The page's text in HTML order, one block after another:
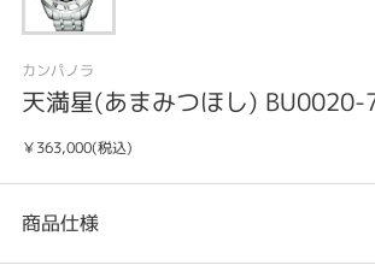
カンパノラ
天満星(あまみつほし) BU0020-
￥363,000(税込)
商品仕様